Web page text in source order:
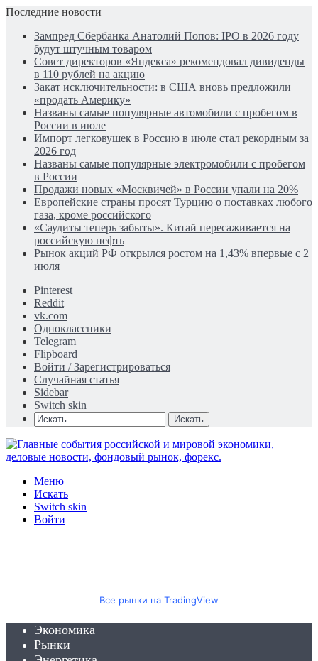
Последние новости
Зампред Сбербанка Анатолий Попов: IPO в 2026 году
будут штучным товаром
Совет директоров «Яндекса» рекомендовал дивиденды
в 110 рублей на акцию
Закат исключительности: в США вновь предложили
«продать Америку»
Названы самые популярные автомобили с пробегом в
России в июле
Импорт легковушек в Россию в июле стал рекордным за
2026 год
Названы самые популярные электромобили с пробегом
в России
Продажи новых «Москвичей» в России упали на 20%
Европейские страны просят Турцию о поставках любого
газа, кроме российского
«Саудиты теперь забыты». Китай пересаживается на
российскую нефть
Рынок акций РФ открылся ростом на 1,43% впервые с 2
июля
Pinterest
Reddit
vk.com
Одноклассники
Telegram
Flipboard
Войти / Зарегистрироваться
Случайная статья
Sidebar
Switch skin
Искать
Меню
Искать
Switch skin
Войти
Все рынки на TradingView
Экономика
Рынки